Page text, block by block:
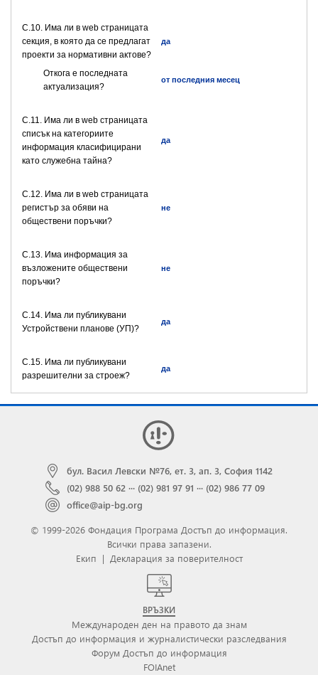
C.10. Има ли в web страницата
секция, в която да се предлагат
проекти за нормативни актове?
да
Откога е последната
актуализация?
от последния месец
C.11. Има ли в web страницата
списък на категориите
информация класифицирани
като служебна тайна?
да
C.12. Има ли в web страницата
регистър за обяви на
обществени поръчки?
не
C.13. Има информация за
възложените обществени
поръчки?
не
C.14. Има ли публикувани
Устройствени планове (УП)?
да
C.15. Има ли публикувани
разрешителни за строеж?
да
бул. Васил Левски №76, ет. 3, ап. 3, София 1142
(02) 988 50 62 ··· (02) 981 97 91 ··· (02) 986 77 09
office@aip-bg.org
© 1999-2026 Фондация Програма Достъп до информация.
Всички права запазени.
Екип | Декларация за поверителност
ВРЪЗКИ
Международен ден на правото да знам
Достъп до информация и журналистически разследвания
Форум Достъп до информация
FOIAnet